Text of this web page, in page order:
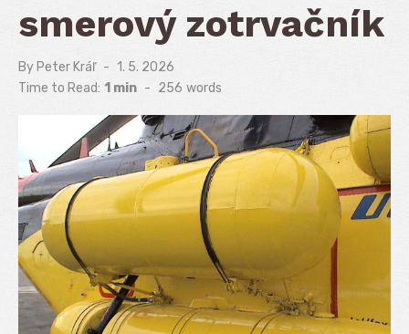
smerový zotrvačník
By Peter Kráľ
Posted
on
1. 5. 2026
Time to Read: 1 min - 256 words